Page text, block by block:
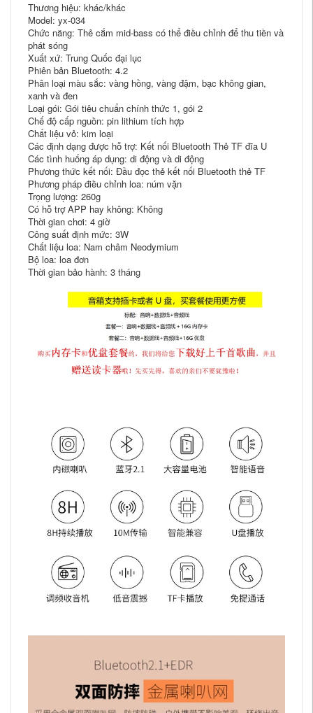
Thương hiệu: khác/khác
Model: yx-034
Chức năng: Thẻ cắm mid-bass có thể điều chỉnh để thu tiền và
phát sóng
Xuất xứ: Trung Quốc đại lục
Phiên bản Bluetooth: 4.2
Phân loại màu sắc: vàng hồng, vàng đậm, bạc không gian,
xanh và đen
Loại gói: Gói tiêu chuẩn chính thức 1, gói 2
Chế độ cấp nguồn: pin lithium tích hợp
Chất liệu vỏ: kim loại
Các định dạng được hỗ trợ: Kết nối Bluetooth Thẻ TF đĩa U
Các tình huống áp dụng: di động và di động
Phương thức kết nối: Đầu đọc thẻ kết nối Bluetooth thẻ TF
Phương pháp điều chỉnh loa: núm vặn
Trọng lượng: 260g
Có hỗ trợ APP hay không: Không
Thời gian chơi: 4 giờ
Công suất định mức: 3W
Chất liệu loa: Nam châm Neodymium
Bộ loa: loa đơn
Thời gian bảo hành: 3 tháng